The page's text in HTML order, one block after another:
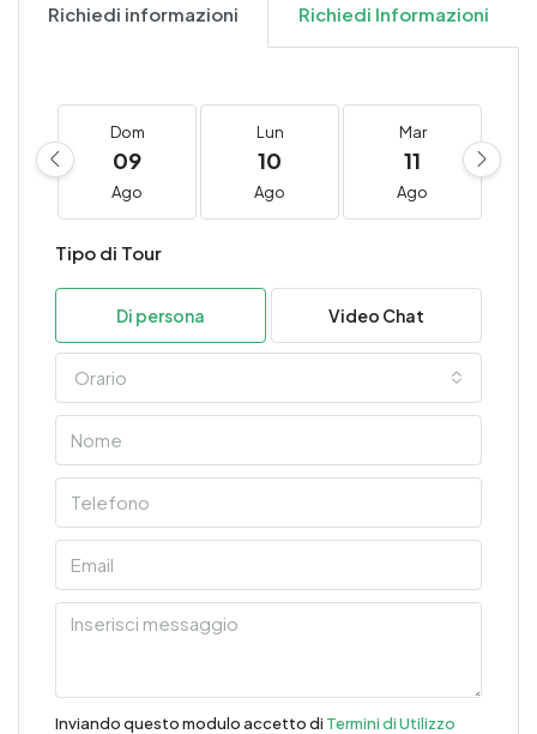
Richiedi informazioni Richiedi Informazioni
Dom
09
Ago
Lun
10
Ago
Mar
11
Ago
Tipo di Tour
Di persona Video Chat
Orario
Inviando questo modulo accetto di Termini di Utilizzo